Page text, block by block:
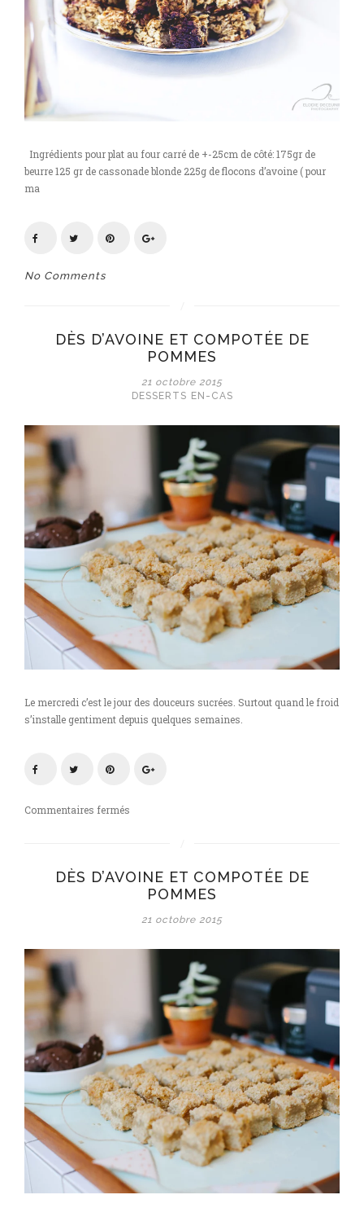
Ingrédients pour plat au four carré de +-25cm de côté: 175gr de
beurre 125 gr de cassonade blonde 225g de flocons d’avoine ( pour
ma
No Comments
DÈS D’AVOINE ET COMPOTÉE DE
POMMES
21 octobre 2015
DESSERTS EN-CAS
Le mercredi c’est le jour des douceurs sucrées. Surtout quand le froid
s’installe gentiment depuis quelques semaines.
Commentaires fermés
compotée
DÈS D’AVOINE ET COMPOTÉE DE
POMMES
21 octobre 2015